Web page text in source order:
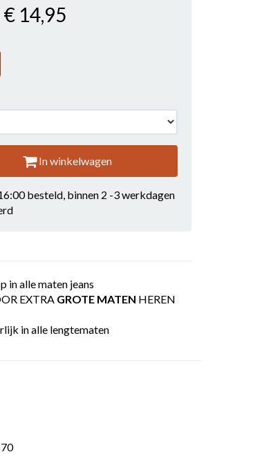
€ 14,95
In winkelwagen
besteld, binnen 2 -3 werkdagen
in alle maten jeans
EXTRA GROTE MATEN HEREN
in alle lengtematen